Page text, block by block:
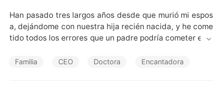
Cuentos Cortos
Han pasado tres largos años desde que murió mi espos
a, dejándome con nuestra hija recién nacida, y he come
tido todos los errores que un padre podría cometer en e
sforzándome por mi pequeña hija y demostrarle que po
Familia CEO Doctora Encantadora